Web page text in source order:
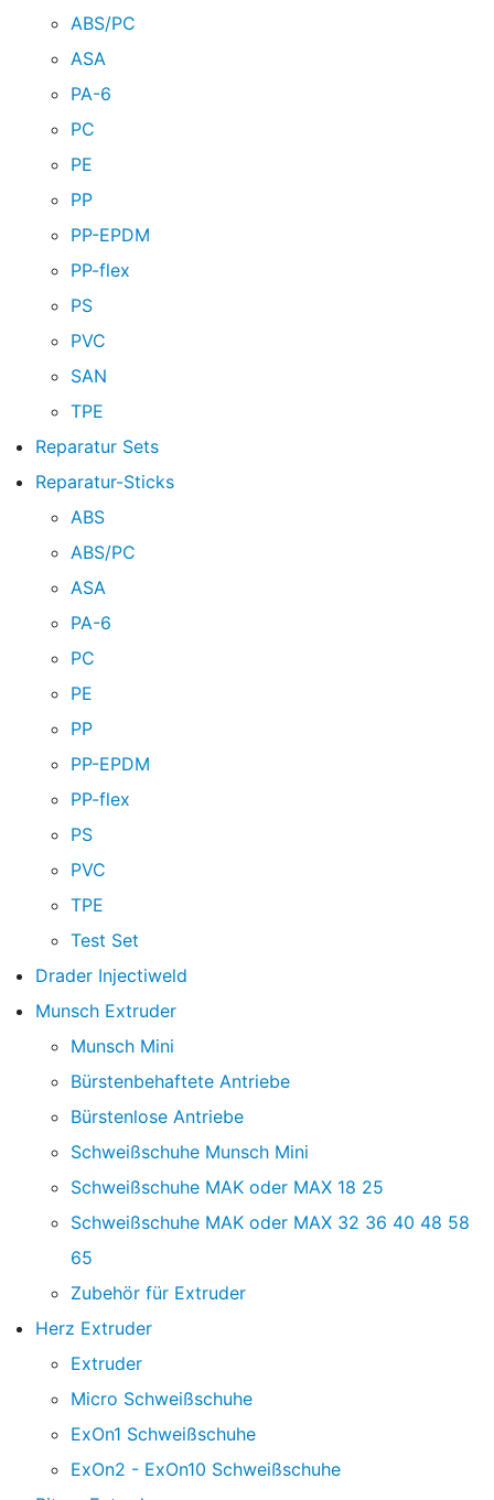
ABS/PC
ASA
PA-6
PC
PE
PP
PP-EPDM
PP-flex
PS
PVC
SAN
TPE
Reparatur Sets
Reparatur-Sticks
ABS
ABS/PC
ASA
PA-6
PC
PE
PP
PP-EPDM
PP-flex
PS
PVC
TPE
Test Set
Drader Injectiweld
Munsch Extruder
Munsch Mini
Bürstenbehaftete Antriebe
Bürstenlose Antriebe
Schweißschuhe Munsch Mini
Schweißschuhe MAK oder MAX 18 25
Schweißschuhe MAK oder MAX 32 36 40 48 58
65
Zubehör für Extruder
Herz Extruder
Extruder
Micro Schweißschuhe
ExOn1 Schweißschuhe
ExOn2 - ExOn10 Schweißschuhe